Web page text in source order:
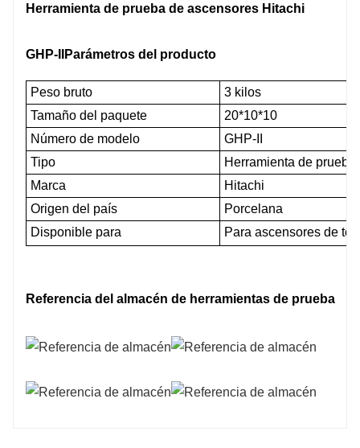
Herramienta de prueba de ascensores Hitachi
GHP-II Parámetros del producto
Peso bruto
3 kilos
Tamaño del paquete
20*10*10
Número de modelo
GHP-II
Tipo
Herramienta de
Marca
Hitachi
Origen del país
Porcelana
Disponible para
Para ascensores de
Referencia del almacén de herramientas de prueba